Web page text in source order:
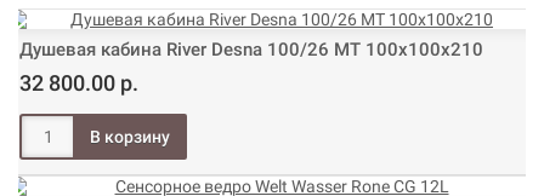
Душевая кабина River Desna 100/26 МТ 100х100х210
32 800.00 р.